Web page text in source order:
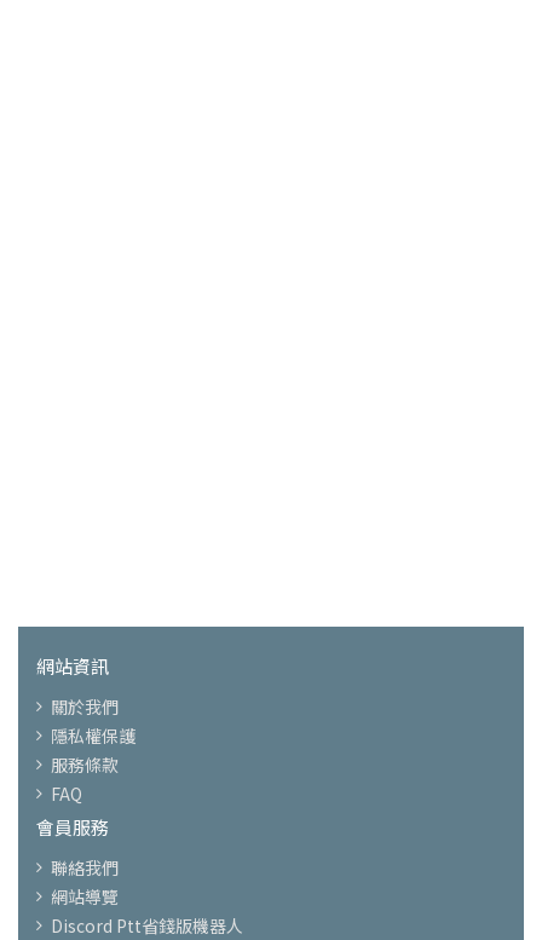
網站資訊
關於我們
隱私權保護
服務條款
FAQ
會員服務
聯絡我們
網站導覽
Discord Ptt省錢版機器人